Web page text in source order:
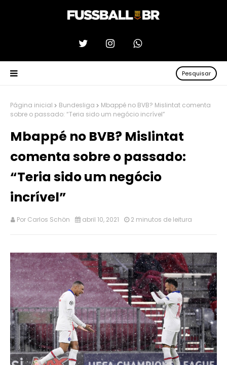
Pesquisar
Página inicial Bundesliga
Mbappé no BVB? Mislintat comenta
sobre o passado: “Teria sido um negócio incrível”
Mbappé no BVB? Mislintat
comenta sobre o passado:
“Teria sido um negócio
incrível”
Por Carlos Schön abril 10, 2021 2 minutos de leitura